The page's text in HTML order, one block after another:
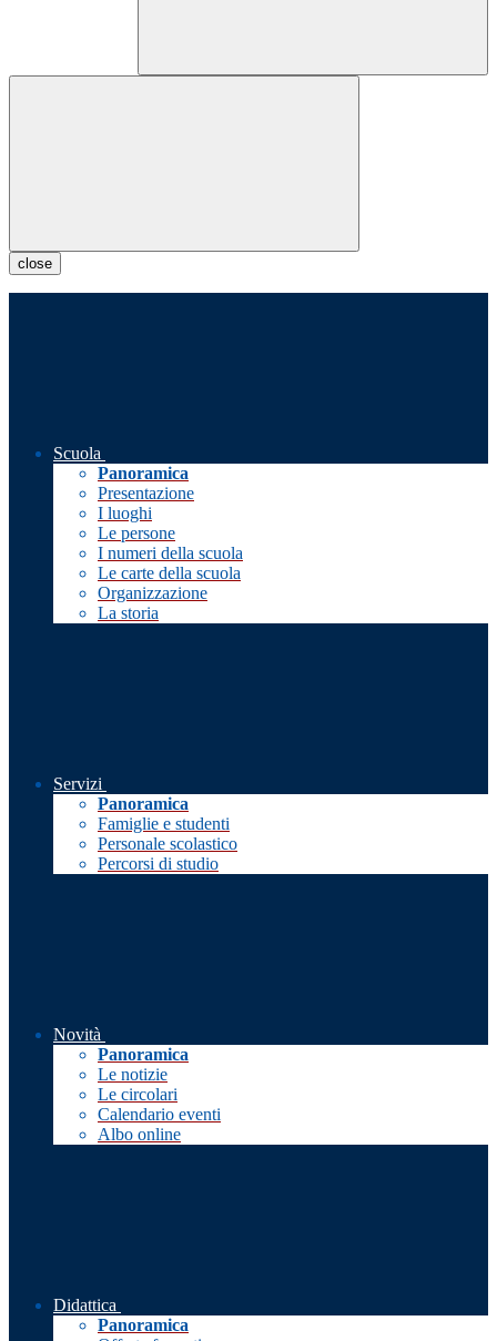
close
Scuola
Panoramica
Presentazione
I luoghi
Le persone
I numeri della scuola
Le carte della scuola
Organizzazione
La storia
Servizi
Panoramica
Famiglie e studenti
Personale scolastico
Percorsi di studio
Novità
Panoramica
Le notizie
Le circolari
Calendario eventi
Albo online
Didattica
Panoramica